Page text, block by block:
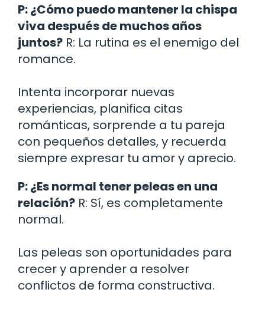
P: ¿Cómo puedo mantener la chispa
viva después de muchos años
juntos? R: La rutina es el enemigo del
romance.
Intenta incorporar nuevas
experiencias, planifica citas
románticas, sorprende a tu pareja
con pequeños detalles, y recuerda
siempre expresar tu amor y aprecio.
P: ¿Es normal tener peleas en una
relación? R: Sí, es completamente
normal.
Las peleas son oportunidades para
crecer y aprender a resolver
conflictos de forma constructiva.